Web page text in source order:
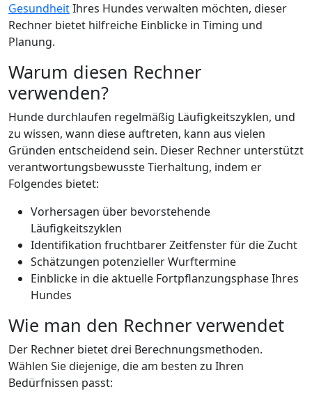
GesundheitIhres Hundes verwalten möchten, dieser
Rechner bietet hilfreiche Einblicke in Timing und
Planung.
Warum diesen Rechner
verwenden?
Hunde durchlaufen regelmäßig Läufigkeitszyklen, und
zu wissen, wann diese auftreten, kann aus vielen
Gründen entscheidend sein. Dieser Rechner unterstützt
verantwortungsbewusste Tierhaltung, indem er
Folgendes bietet:
Vorhersagen über bevorstehende
Läufigkeitszyklen
Identifikation fruchtbarer Zeitfenster für die Zucht
Schätzungen potenzieller Wurftermine
Einblicke in die aktuelle Fortpflanzungsphase Ihres
Hundes
Wie man den Rechner verwendet
Der Rechner bietet drei Berechnungsmethoden.
Wählen Sie diejenige, die am besten zu Ihren
Bedürfnissen passt: